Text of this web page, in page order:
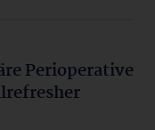
Perioperative